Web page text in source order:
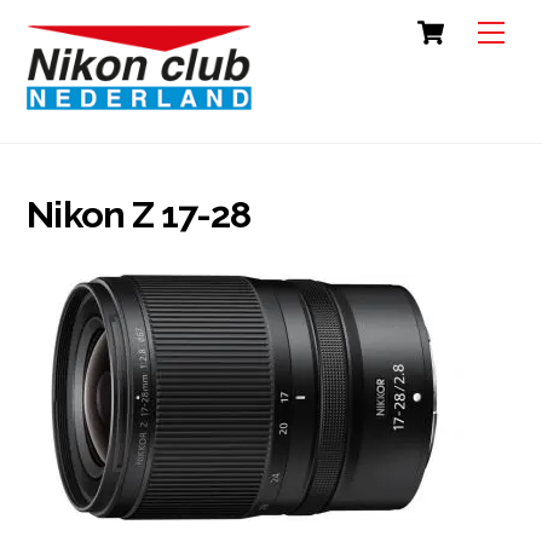
content
Cart
Nikon Z 17-28